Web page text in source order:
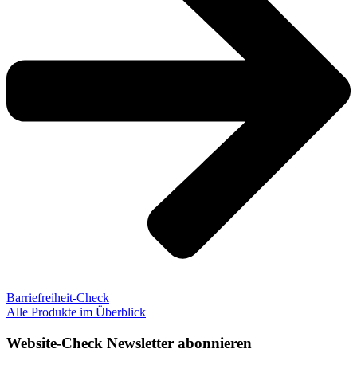
Barriefreiheit-Check
Alle Produkte im Überblick
Website-Check Newsletter abonnieren